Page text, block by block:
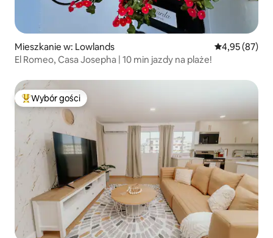
Mieszkanie w: Lowlands Średnia
4,95 (87)
El Romeo, Casa Josepha | 10 min jazdy na plaże!
Najpopularniejsze z kategorii Wybór gości
Wybór gości